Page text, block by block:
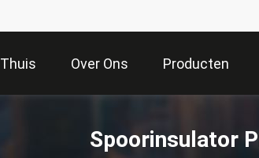
Thuis Over Ons Producten
Spoorinsulator